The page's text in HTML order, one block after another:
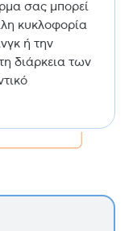
σας μπορεί
κυκλοφορία
ή την
διάρκεια των